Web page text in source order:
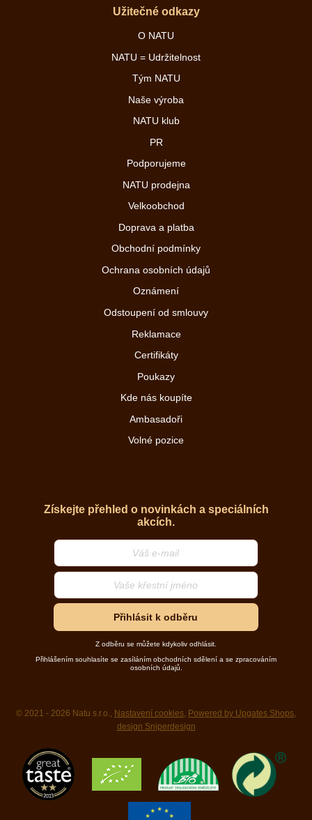
Užitečné odkazy
O NATU
NATU = Udržitelnost
Tým NATU
Naše výroba
NATU klub
PR
Podporujeme
NATU prodejna
Velkoobchod
Doprava a platba
Obchodní podmínky
Ochrana osobních údajů
Oznámení
Odstoupení od smlouvy
Reklamace
Certifikáty
Poukazy
Kde nás koupíte
Ambasadoři
Volné pozice
Získejte přehled o novinkách a speciálních
akcích.
Přihlásit k odběru
Z odběru se můžete kdykoliv odhlásit.
Přihlášením souhlasíte se zasíláním obchodních sdělení a se zpracováním
osobních údajů.
© 2021 - 2026 Natu s.r.o., Nastavení cookies, Powered by Upgates Shops,
design Sniperdesign